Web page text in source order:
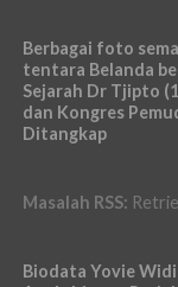
Berbagai foto
tentara Belanda
Sejarah Dr Tjipto
dan Kongres
Ditangkap
Masalah RSS:
Biodata Yovie